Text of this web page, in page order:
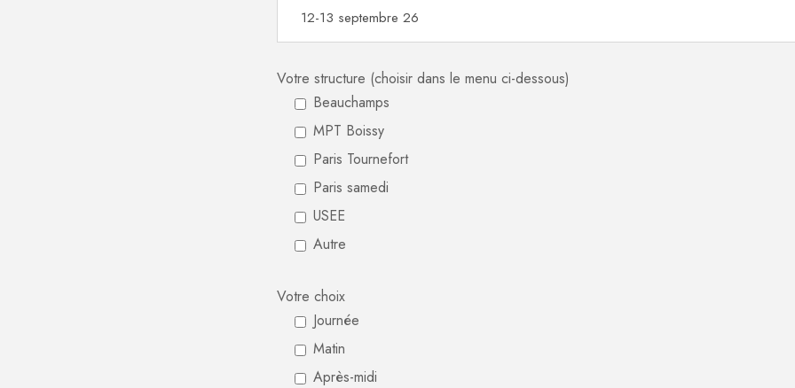
Votre structure (choisir dans le menu ci-dessous)
Beauchamps
MPT Boissy
Paris Tournefort
Paris samedi
USEE
Autre
Votre choix
Journée
Matin
Après-midi